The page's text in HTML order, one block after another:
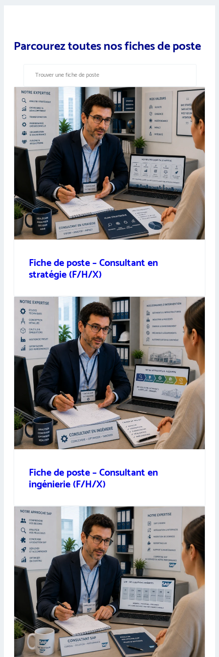
Parcourez toutes nos fiches de poste
Fiche de poste – Consultant en
stratégie (F/H/X)
Fiche de poste – Consultant en
ingénierie (F/H/X)